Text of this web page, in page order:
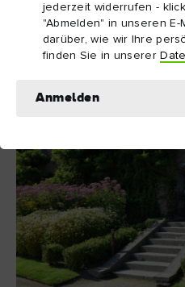
jederzeit widerrufen -
"Abmelden" in unseren
darüber, wie wir Ihre
finden Sie in unserer
Anmelden
Geschichten in dieser
der Hektik.